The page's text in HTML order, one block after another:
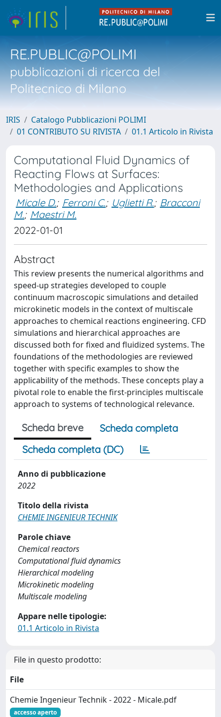
RE.PUBLIC@POLIMI
pubblicazioni di ricerca del
Politecnico di Milano
IRIS
Catalogo Pubblicazioni POLIMI
01 CONTRIBUTO SU RIVISTA
01.1 Articolo in Rivista
Computational Fluid Dynamics of
Reacting Flows at Surfaces:
Methodologies and Applications
Micale D.; Ferroni C.; Uglietti R.; Bracconi
M.; Maestri M.
2022-01-01
Abstract
This review presents the numerical algorithms and
speed-up strategies developed to couple
continuum macroscopic simulations and detailed
microkinetic models in the context of multiscale
approaches to chemical reactions engineering. CFD
simulations and hierarchical approaches are
discussed both for fixed and fluidized systems. The
foundations of the methodologies are reviewed
together with specific examples to show the
applicability of the methods. These concepts play a
pivotal role to enable the first-principles multiscale
approach to systems of technological relevance.
Scheda breve
Scheda completa
Scheda completa (DC)
Anno di pubblicazione
2022
Titolo della rivista
CHEMIE INGENIEUR TECHNIK
Parole chiave
Chemical reactors
Computational fluid dynamics
Hierarchical modeling
Microkinetic modeling
Multiscale modeling
Appare nelle tipologie:
01.1 Articolo in Rivista
File in questo prodotto:
File
Chemie Ingenieur Technik - 2022 - Micale.pdf
accesso aperto